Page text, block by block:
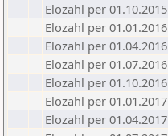
Elozahl per 01.10.2015
Elozahl per 01.01.2016
Elozahl per 01.04.2016
Elozahl per 01.07.2016
Elozahl per 01.10.2016
Elozahl per 01.01.2017
Elozahl per 01.04.2017